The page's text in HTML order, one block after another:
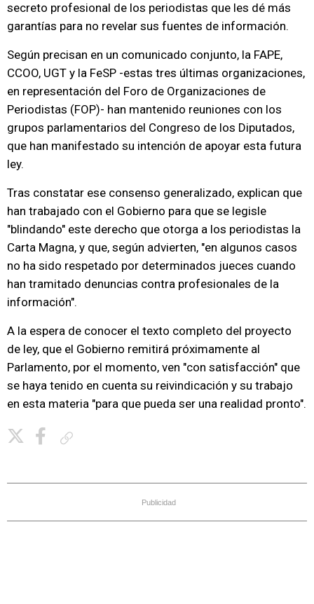
secreto profesional de los periodistas que les dé más
garantías para no revelar sus fuentes de información.
Según precisan en un comunicado conjunto, la FAPE,
CCOO, UGT y la FeSP -estas tres últimas organizaciones,
en representación del Foro de Organizaciones de
Periodistas (FOP)- han mantenido reuniones con los
grupos parlamentarios del Congreso de los Diputados,
que han manifestado su intención de apoyar esta futura
ley.
Tras constatar ese consenso generalizado, explican que
han trabajado con el Gobierno para que se legisle
"blindando" este derecho que otorga a los periodistas la
Carta Magna, y que, según advierten, "en algunos casos
no ha sido respetado por determinados jueces cuando
han tramitado denuncias contra profesionales de la
información".
A la espera de conocer el texto completo del proyecto
de ley, que el Gobierno remitirá próximamente al
Parlamento, por el momento, ven "con satisfacción" que
se haya tenido en cuenta su reivindicación y su trabajo
en esta materia "para que pueda ser una realidad pronto".
Publicidad